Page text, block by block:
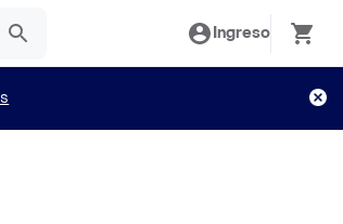
Ingreso